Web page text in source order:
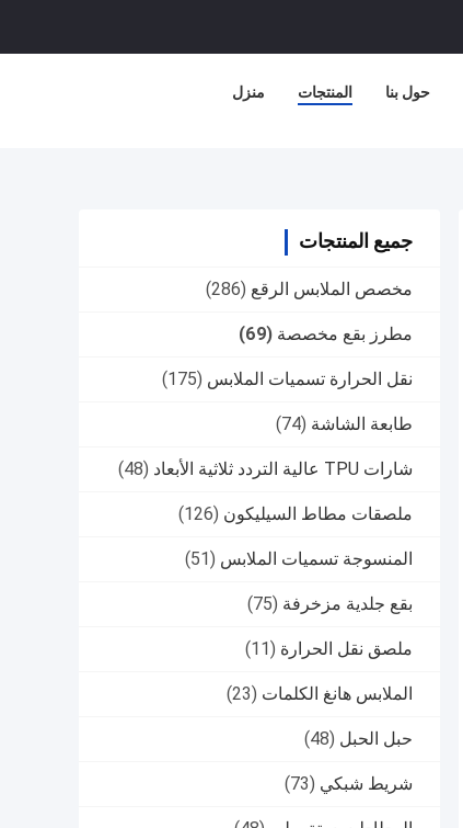
منزل المنتجات حول بنا
جميع المنتجات
مخصص الملابس الرقع (286)
مطرز بقع مخصصة (69)
نقل الحرارة تسميات الملابس (175)
طابعة الشاشة (74)
شارات TPU عالية التردد ثلاثية الأبعاد (48)
ملصقات مطاط السيليكون (126)
المنسوجة تسميات الملابس (51)
بقع جلدية مزخرفة (75)
ملصق نقل الحرارة (11)
الملابس هانغ الكلمات (23)
حبل الحبل (48)
شريط شبكي (73)